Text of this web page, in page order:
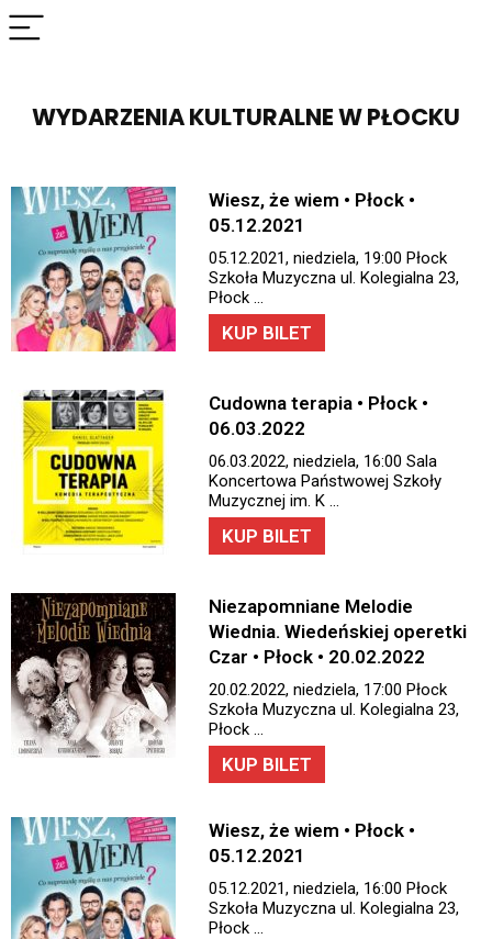
WYDARZENIA KULTURALNE W PŁOCKU
Wiesz, że wiem • Płock •
05.12.2021
05.12.2021, niedziela, 19:00 Płock
Szkoła Muzyczna ul. Kolegialna 23,
Płock …
KUP BILET
Cudowna terapia • Płock •
06.03.2022
06.03.2022, niedziela, 16:00 Sala
Koncertowa Państwowej Szkoły
Muzycznej im. K …
KUP BILET
Niezapomniane Melodie
Wiednia. Wiedeńskiej operetki
Czar • Płock • 20.02.2022
20.02.2022, niedziela, 17:00 Płock
Szkoła Muzyczna ul. Kolegialna 23,
Płock …
KUP BILET
Wiesz, że wiem • Płock •
05.12.2021
05.12.2021, niedziela, 16:00 Płock
Szkoła Muzyczna ul. Kolegialna 23,
Płock …